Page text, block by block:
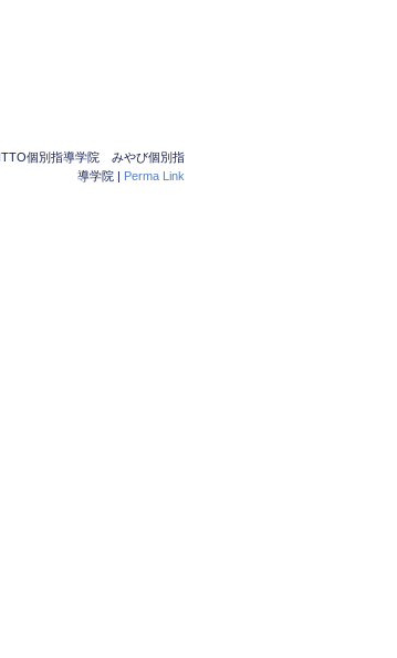
ITTO個別指導学院 みやび個別指
導学院
Perma Link